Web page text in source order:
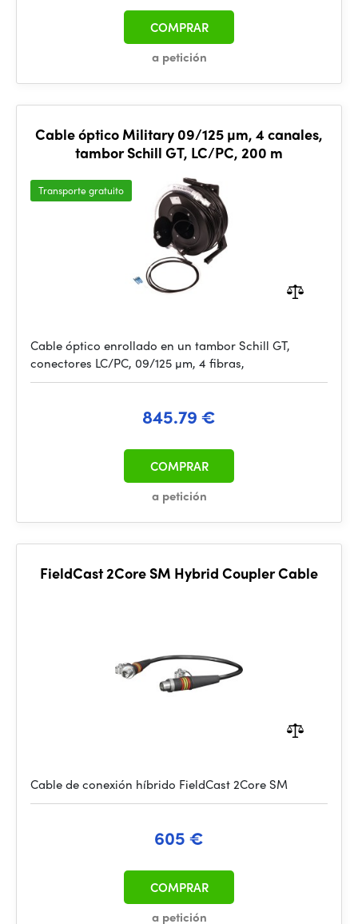
a petición
COMPRAR
Cable óptico Military 09/125 µm, 4 canales,
tambor Schill GT, LC/PC, 200 m
Transporte gratuito
Cable óptico enrollado en un tambor Schill GT,
conectores LC/PC, 09/125 µm, 4 fibras,
845.79 €
a petición
COMPRAR
FieldCast 2Core SM Hybrid Coupler Cable
Cable de conexión híbrido FieldCast 2Core SM
605 €
a petición
COMPRAR